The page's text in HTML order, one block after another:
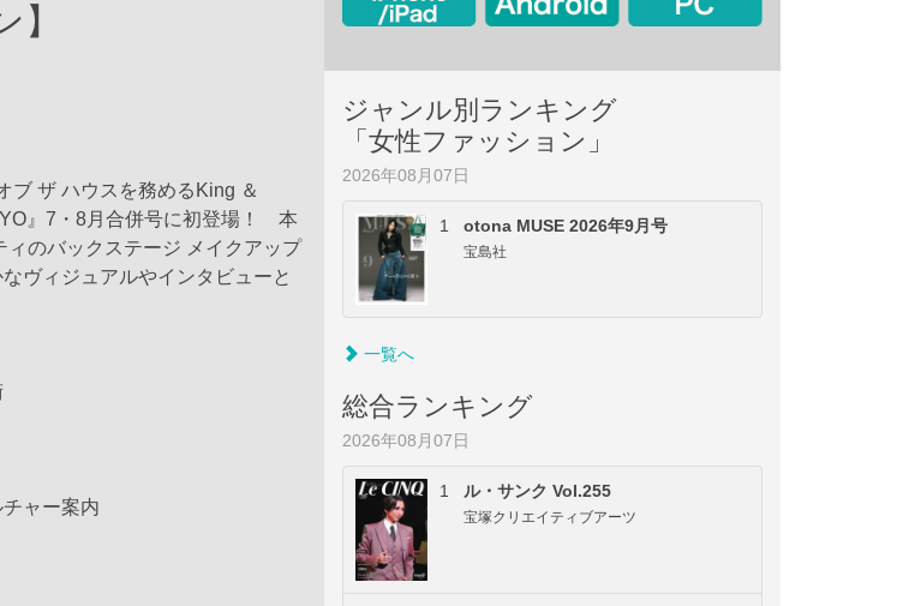
ブ ザ ハウスを務めるKing ＆
』7・8月合併号に初登場！ 本
のバックステージ メイクアップ
ヴィジュアルやインタビューと
ャー案内
ジャンル別ランキング
「女性ファッション」
2026年08月07日
1 otona MUSE 2026年9月号
宝島社
一覧へ
総合ランキング
2026年08月07日
1 ル・サンク Vol.255
宝塚クリエイティブアーツ